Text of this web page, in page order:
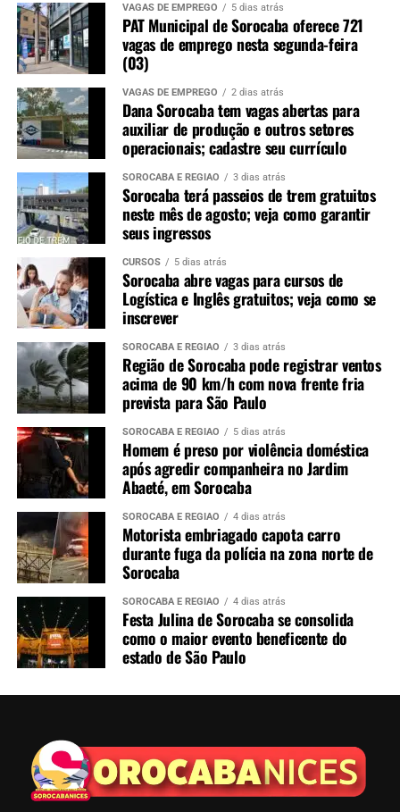
VAGAS DE EMPREGO 5 dias atrás
PAT Municipal de Sorocaba oferece 721
vagas de emprego nesta segunda-feira
(03)
VAGAS DE EMPREGO 2 dias atrás
Dana Sorocaba tem vagas abertas para
auxiliar de produção e outros setores
operacionais; cadastre seu currículo
SOROCABA E REGIÃO 3 dias atrás
Sorocaba terá passeios de trem gratuitos
neste mês de agosto; veja como garantir
seus ingressos
CURSOS 5 dias atrás
Sorocaba abre vagas para cursos de
Logística e Inglês gratuitos; veja como se
inscrever
SOROCABA E REGIÃO 3 dias atrás
Região de Sorocaba pode registrar ventos
acima de 90 km/h com nova frente fria
prevista para São Paulo
SOROCABA E REGIÃO 5 dias atrás
Homem é preso por violência doméstica
após agredir companheira no Jardim
Abaeté, em Sorocaba
SOROCABA E REGIÃO 4 dias atrás
Motorista embriagado capota carro
durante fuga da polícia na zona norte de
Sorocaba
SOROCABA E REGIÃO 4 dias atrás
Festa Julina de Sorocaba se consolida
como o maior evento beneficente do
estado de São Paulo